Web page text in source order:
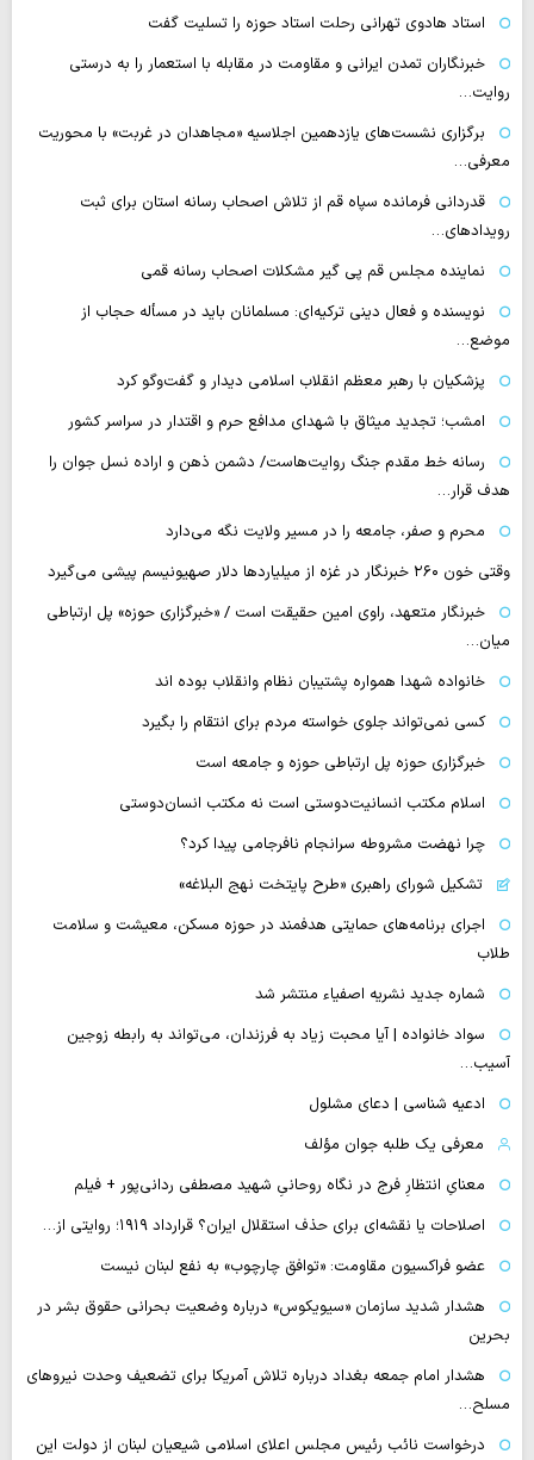
استاد هادوی تهرانی رحلت استاد حوزه را تسلیت گفت
خبرنگاران تمدن ایرانی و مقاومت در مقابله با استعمار را به درستی
روایت…
برگزاری نشست‌های یازدهمین اجلاسیه «مجاهدان در غربت» با محوریت
معرفی…
قدردانی فرمانده سپاه قم از تلاش اصحاب رسانه استان برای ثبت
رویدادهای…
نماینده مجلس قم پی گیر مشکلات اصحاب رسانه قمی
نویسنده و فعال دینی ترکیه‌ای: مسلمانان باید در مسأله حجاب از
موضع…
پزشکیان با رهبر معظم انقلاب اسلامی دیدار و گفت‌وگو کرد
امشب؛ تجدید میثاق با شهدای مدافع حرم و اقتدار در سراسر کشور
رسانه‌ خط مقدم جنگ روایت‌هاست/ دشمن ذهن و اراده نسل جوان را
هدف قرار…
محرم و صفر، جامعه را در مسیر ولایت نگه می‌دارد
وقتی خون ۲۶۰ خبرنگار در غزه از میلیاردها دلار صهیونیسم پیشی می‌گیرد
خبرنگار متعهد، راوی امین حقیقت است / «خبرگزاری حوزه» پل ارتباطی
میان…
خانواده شهدا همواره پشتیبان نظام وانقلاب بوده اند
کسی نمی‌تواند جلوی خواسته مردم برای انتقام را بگیرد
خبرگزاری حوزه پل ارتباطی حوزه و جامعه است
اسلام مکتب انسانیت‌دوستی است نه مکتب انسان‌دوستی
چرا نهضت مشروطه سرانجام نافرجامی پیدا کرد؟
تشکیل شورای راهبری «طرح پایتخت نهج البلاغه»
اجرای برنامه‌های حمایتی هدفمند در حوزه مسکن، معیشت و سلامت
طلاب
شماره جدید نشریه اصفیاء منتشر شد
سواد خانواده | آیا محبت زیاد به فرزندان، می‌تواند به رابطه زوجین
آسیب…
ادعیه شناسی | دعای مشلول
معرفی یک طلبه جوان مؤلف
معنایِ انتظارِ فرج در نگاه روحانیِ شهید مصطفی ردانی‌پور + فیلم
اصلاحات یا نقشه‌ای برای حذف استقلال ایران؟ قرارداد ۱۹۱۹؛ روایتی از…
عضو فراکسیون مقاومت: «توافق چارچوب» به نفع لبنان نیست
هشدار شدید سازمان «سیویکوس» درباره وضعیت بحرانی حقوق بشر در
بحرین
هشدار امام جمعه بغداد درباره تلاش آمریکا برای تضعیف وحدت نیروهای
مسلح…
درخواست نائب رئیس مجلس اعلای اسلامی شیعیان لبنان از دولت این